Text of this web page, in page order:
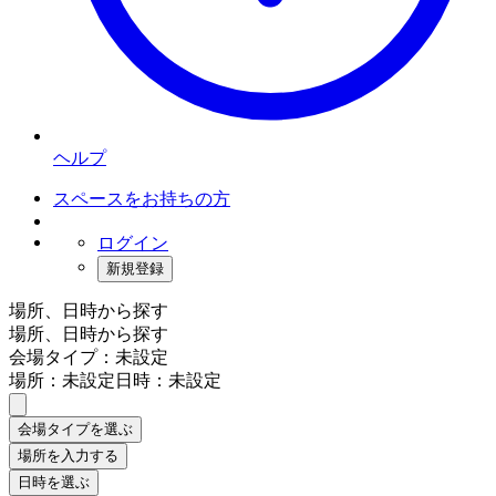
ヘルプ
スペースをお持ちの方
ログイン
新規登録
場所、日時から探す
場所、日時から探す
会場タイプ：未設定
場所：未設定日時：未設定
会場タイプを選ぶ
場所を入力する
日時を選ぶ